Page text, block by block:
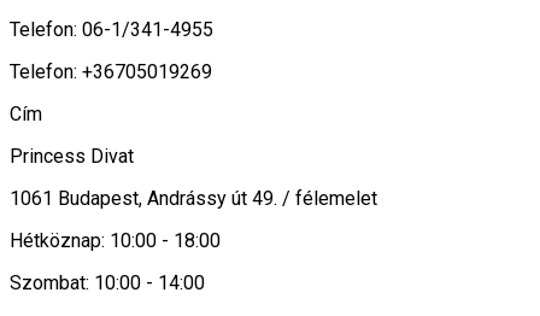
Telefon: 06-1/341-4955
Telefon: +36705019269
Cím
Princess Divat
1061 Budapest, Andrássy út 49. / félemelet
Hétköznap: 10:00 - 18:00
Szombat: 10:00 - 14:00